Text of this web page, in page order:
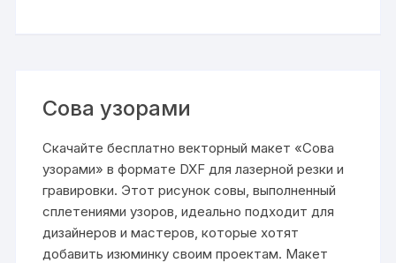
Сова узорами
Скачайте бесплатно векторный макет «Сова
узорами» в формате DXF для лазерной резки и
гравировки. Этот рисунок совы, выполненный
сплетениями узоров, идеально подходит для
дизайнеров и мастеров, которые хотят
добавить изюминку своим проектам. Макет